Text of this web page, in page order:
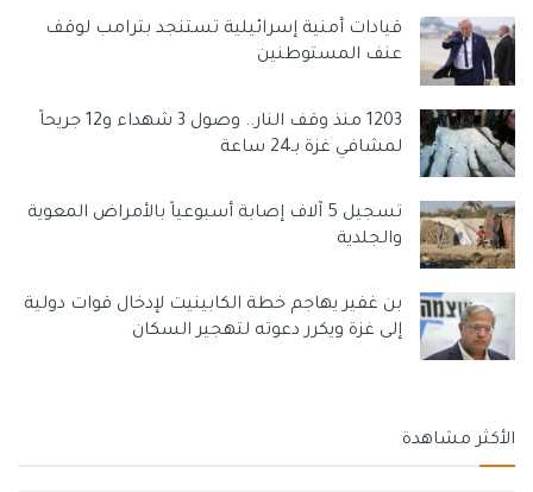
قيادات أمنية إسرائيلية تستنجد بترامب لوقف
عنف المستوطنين
1203 منذ وقف النار.. وصول 3 شهداء و12 جريحاً
لمشافي غزة بـ24 ساعة
تسجيل 5 آلاف إصابة أسبوعياً بالأمراض المعوية
والجلدية
بن غفير يهاجم خطة الكابينيت لإدخال قوات دولية
إلى غزة ويكرر دعوته لتهجير السكان
الأكثر مشاهدة